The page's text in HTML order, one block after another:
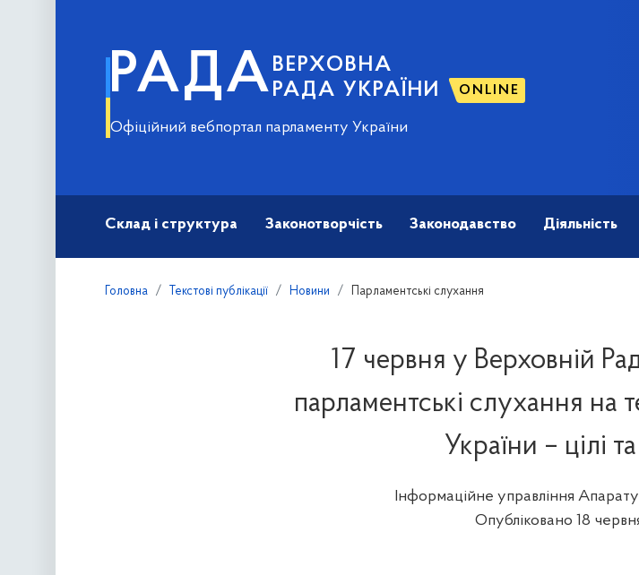
РАДА ВЕРХОВНА
РАДА УКРАЇНИ
ONLINE
Офіційний вебпортал парламенту України
Склад і структура Законотворчість Законодавство Діяльність
Головна Текстові публікації Новини Парламентські слухання
17 червня у Верховній
парламентські слухання на
України – цілі
Інформаційне управління
Опубліковано 18